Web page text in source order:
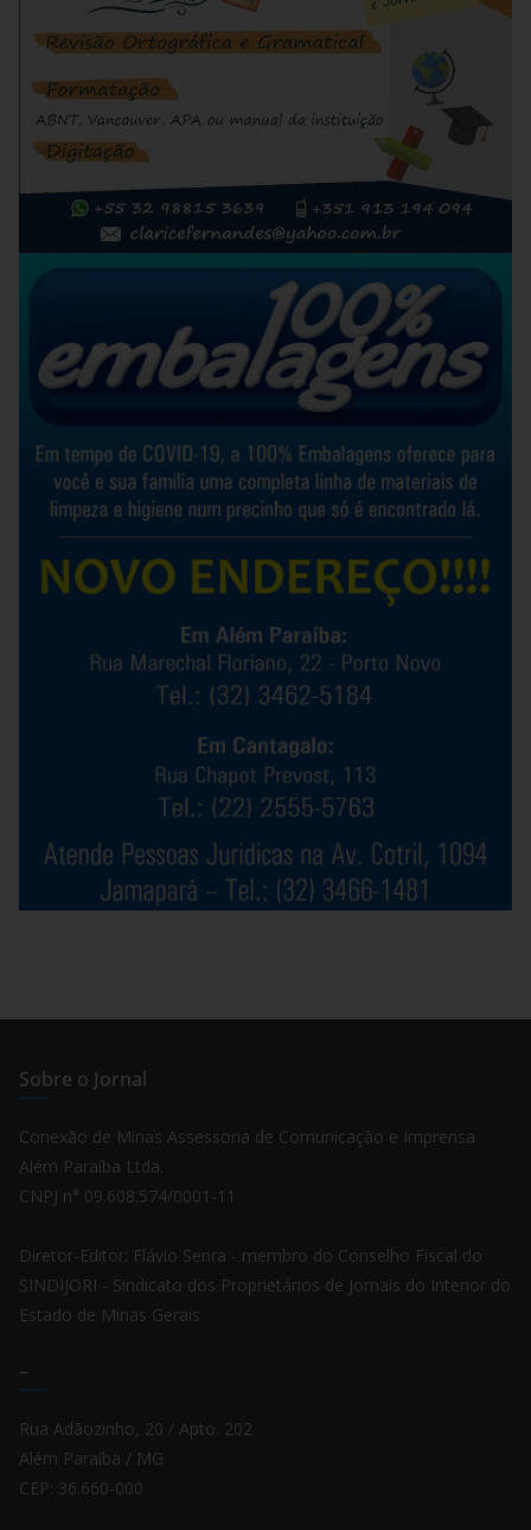
Sobre o Jornal
Conexão de Minas Assessoria de Comunicação e Imprensa
Além Paraíba Ltda.
CNPJ n° 09.608.574/0001-11
Diretor-Editor: Flávio Senra - membro do Conselho Fiscal do
SINDIJORI - Sindicato dos Proprietários de Jornais do Interior do
Estado de Minas Gerais
–
Rua Adãozinho, 20 / Apto. 202
Além Paraíba / MG
CEP: 36.660-000